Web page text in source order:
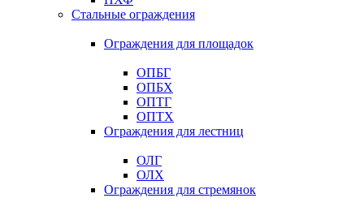
Стальные ограждения
Ограждения для площадок
ОПБГ
ОПБХ
ОПТГ
ОПТХ
Ограждения для лестниц
ОЛГ
ОЛХ
Ограждения для стремянок